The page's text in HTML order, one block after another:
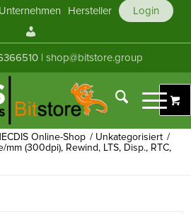
Unternehmen Hersteller
Login
Konto
|shop@bitstore.group
Online-Shop / Unkategorisiert /
(300dpi), Rewind, LTS, Disp., RTC,